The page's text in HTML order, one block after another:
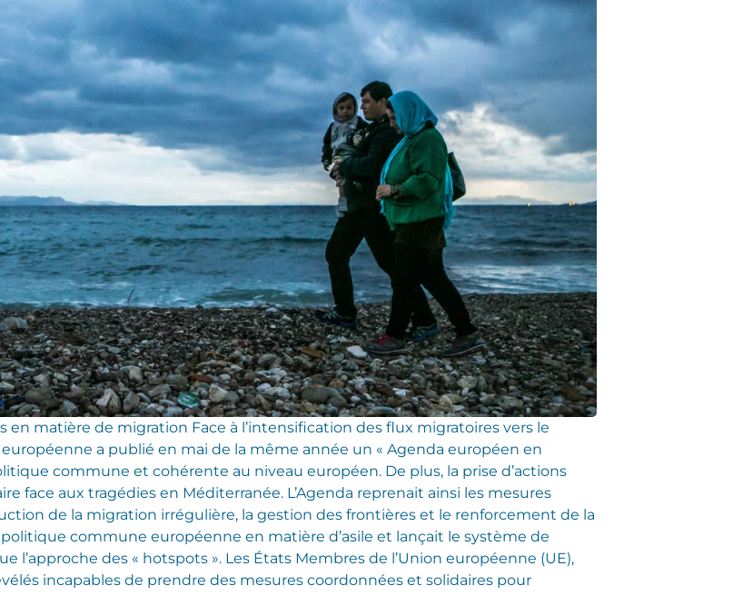
matière de migration Face à l’intensification des flux migratoires vers le
a publié en mai de la même année un « Agenda européen en
commune et cohérente au niveau européen. De plus, la prise d’actions
face aux tragédies en Méditerranée. L’Agenda reprenait ainsi les mesures
de la migration irrégulière, la gestion des frontières et le renforcement de la
commune européenne en matière d’asile et lançait le système de
l’approche des « hotspots ». Les États Membres de l’Union européenne (UE),
incapables de prendre des mesures coordonnées et solidaires pour